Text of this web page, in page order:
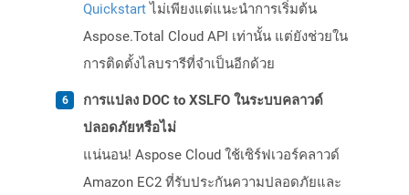
Quickstartไม่เพียงแต่แนะนำการเริ่มต้น
Aspose.Total Cloud API เท่านั้น แต่ยังช่วยใน
การติดตั้งไลบรารีที่จำเป็นอีกด้วย
การแปลง DOC to XSLFO ในระบบคลาวด์
ปลอดภัยหรือไม่
แน่นอน! Aspose Cloud ใช้เซิร์ฟเวอร์คลาวด์
Amazon EC2 ที่รับประกันความปลอดภัยและ